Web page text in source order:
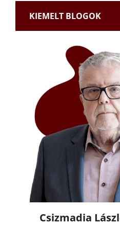
KIEMELT BLOGOK
Csizmadia